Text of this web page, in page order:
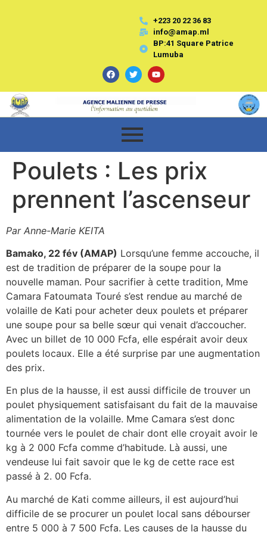
+223 20 22 36 83
info@amap.ml
BP:41 Square Patrice
Lumuba
Poulets : Les prix
prennent l’ascenseur
Par Anne-Marie KEITA
Bamako, 22 fév (AMAP) Lorsqu’une femme accouche, il
est de tradition de préparer de la soupe pour la
nouvelle maman. Pour sacrifier à cette tradition, Mme
Camara Fatoumata Touré s’est rendue au marché de
volaille de Kati pour acheter deux poulets et préparer
une soupe pour sa belle sœur qui venait d’accoucher.
Avec un billet de 10 000 Fcfa, elle espérait avoir deux
poulets locaux. Elle a été surprise par une augmentation
des prix.
En plus de la hausse, il est aussi difficile de trouver un
poulet physiquement satisfaisant du fait de la mauvaise
alimentation de la volaille. Mme Camara s’est donc
tournée vers le poulet de chair dont elle croyait avoir le
kg à 2 000 Fcfa comme d’habitude. Là aussi, une
vendeuse lui fait savoir que le kg de cette race est
passé à 2. 00 Fcfa.
Au marché de Kati comme ailleurs, il est aujourd’hui
difficile de se procurer un poulet local sans débourser
entre 5 000 à 7 500 Fcfa. Les causes de la hausse du